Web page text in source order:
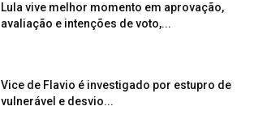
Lula vive melhor momento em aprovação,
avaliação e intenções de voto,...
Vice de Flavio é investigado por estupro de
vulnerável e desvio...